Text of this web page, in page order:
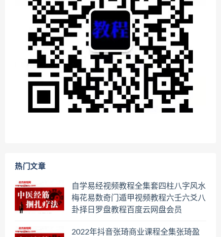
热门文章
自学易经视频教程全集套四柱八字风水
梅花易数奇门遁甲视频教程六壬六爻八
卦择日罗盘教程百度云网盘会员
2022年抖音张琦商业课程全集张琦盈